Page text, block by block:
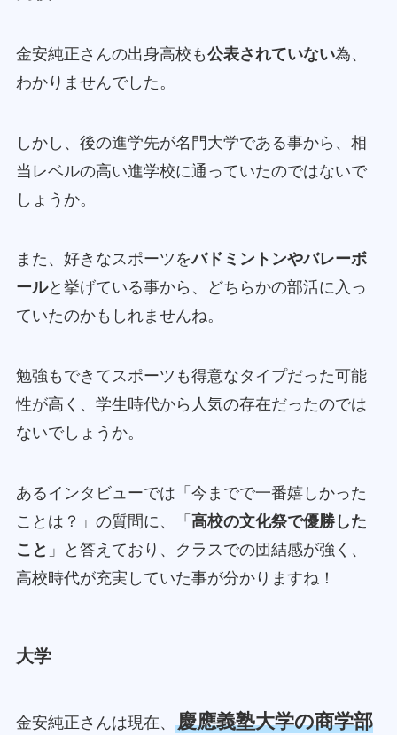
金安純正さんの出身高校も公表されていない為、
わかりませんでした。
しかし、後の進学先が名門大学である事から、相
当レベルの高い進学校に通っていたのではないで
しょうか。
また、好きなスポーツをバドミントンやバレーボ
ールと挙げている事から、どちらかの部活に入っ
ていたのかもしれませんね。
勉強もできてスポーツも得意なタイプだった可能
性が高く、学生時代から人気の存在だったのでは
ないでしょうか。
あるインタビューでは「今までで一番嬉しかった
ことは？」の質問に、「 高校の文化祭で優勝した
こと 」と答えており、クラスでの団結感が強く、
高校時代が充実していた事が分かりますね！
大学
金安純正さんは現在、 慶應義塾大学の商学部